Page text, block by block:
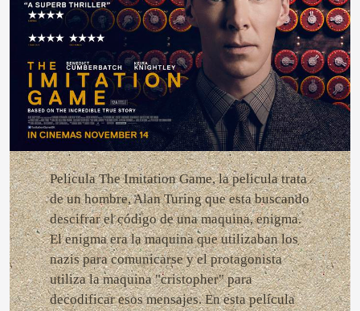
Pelicula The Imitation Game, la pelicula trata
de un hombre, Alan Turing que esta buscando
descifrar el código de una maquina, enigma.
El enigma era la maquina que utilizaban los
nazis para comunicarse y el protagonista
utiliza la maquina "cristopher" para
decodificar esos mensajes. En esta película